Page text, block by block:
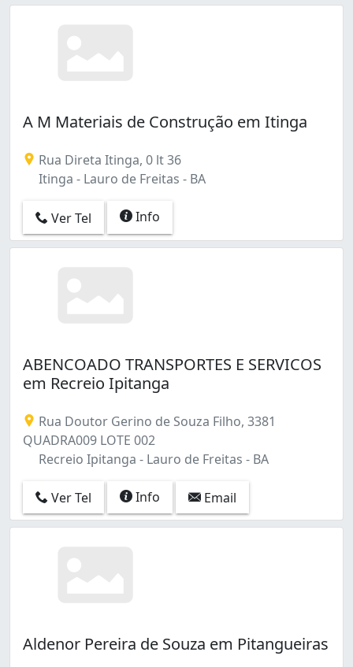
A M Materiais de Construção em Itinga
Rua Direta Itinga, 0 lt 36
Itinga - Lauro de Freitas - BA
Ver Tel Info
ABENCOADO TRANSPORTES E SERVICOS
em Recreio Ipitanga
Rua Doutor Gerino de Souza Filho, 3381
QUADRA009 LOTE 002
Recreio Ipitanga - Lauro de Freitas - BA
Ver Tel Info Email
Aldenor Pereira de Souza em Pitangueiras